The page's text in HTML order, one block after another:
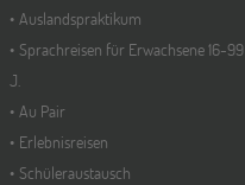
Auslandspraktikum
Sprachreisen für Erwachsene 16-99
J.
Au Pair
Erlebnisreisen
Schüleraustausch